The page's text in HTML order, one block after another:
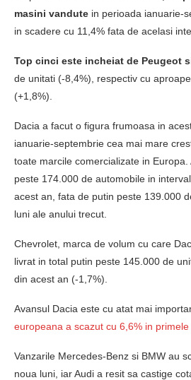
masini vandute in perioada ianuarie-
in scadere cu 11,4% fata de acelasi
Top cinci este incheiat de Peugeot
de unitati (-8,4%), respectiv cu
(+1,8%).
Dacia a facut o figura frumoasa in
ianuarie-septembrie cea mai mare
toate marcile comercializate in
peste 174.000 de automobile in
acest an, fata de putin peste 139.000
luni ale anului trecut.
Chevrolet, marca de volum cu care
livrat in total putin peste 145.000 de
din acest an (-1,7%).
Avansul Dacia este cu atat mai
europeana a scazut cu 6,6% in
Vanzarile Mercedes-Benz si BMW au
noua luni, iar Audi a resit sa castige